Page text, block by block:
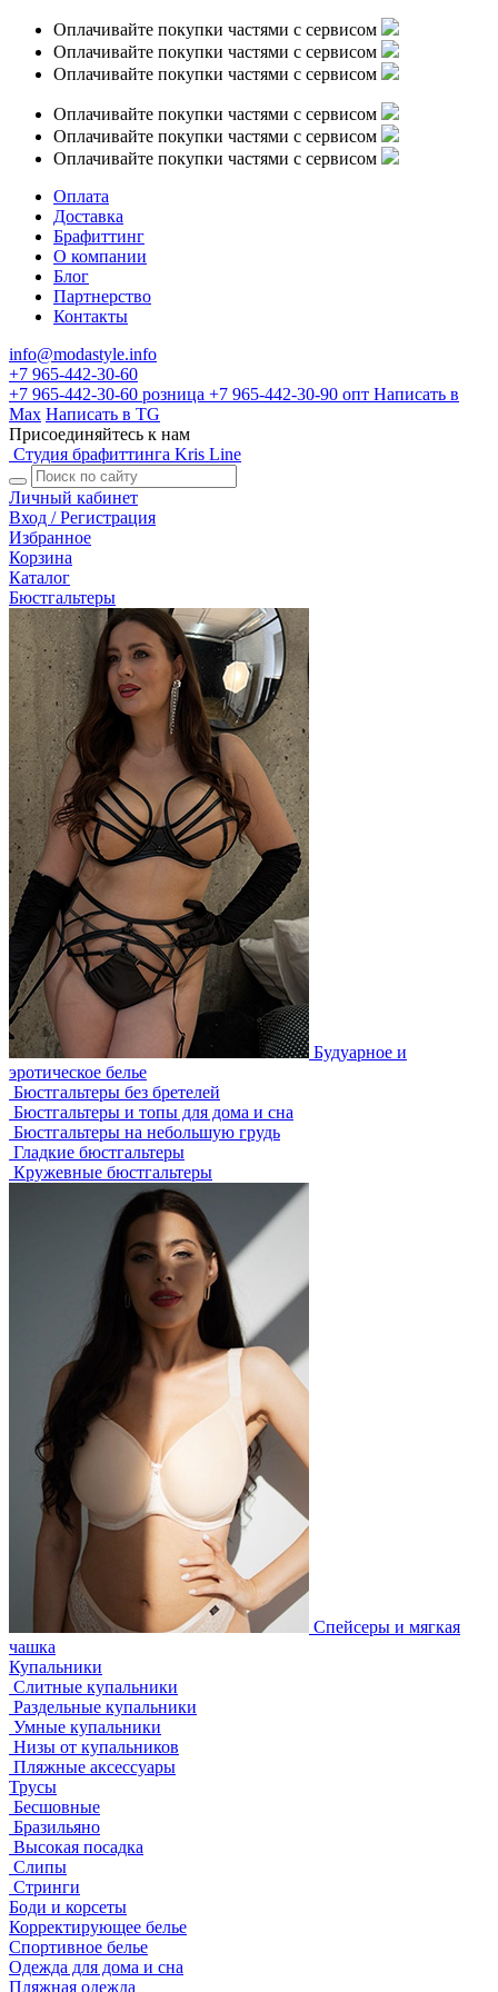
Оплачивайте покупки частями с сервисом
Оплачивайте покупки частями с сервисом
Оплачивайте покупки частями с сервисом
Оплачивайте покупки частями с сервисом
Оплачивайте покупки частями с сервисом
Оплачивайте покупки частями с сервисом
Оплата
Доставка
Брафиттинг
О компании
Блог
Партнерство
Контакты
info@modastyle.info
+7 965-442-30-60
+7 965-442-30-60 розница +7 965-442-30-90 опт Написать в
Max Написать в TG
Присоединяйтесь к нам
Студия брафиттинга Kris Line
Личный кабинет
Вход / Регистрация
Избранное
Корзина
Каталог
Бюстгальтеры
Будуарное и
эротическое белье
Бюстгальтеры без бретелей
Бюстгальтеры и топы для дома и сна
Бюстгальтеры на небольшую грудь
Гладкие бюстгальтеры
Кружевные бюстгальтеры
Спейсеры и мягкая
чашка
Купальники
Слитные купальники
Раздельные купальники
Умные купальники
Низы от купальников
Пляжные аксессуары
Трусы
Бесшовные
Бразильяно
Высокая посадка
Слипы
Стринги
Боди и корсеты
Корректирующее белье
Спортивное белье
Одежда для дома и сна
Пляжная одежда